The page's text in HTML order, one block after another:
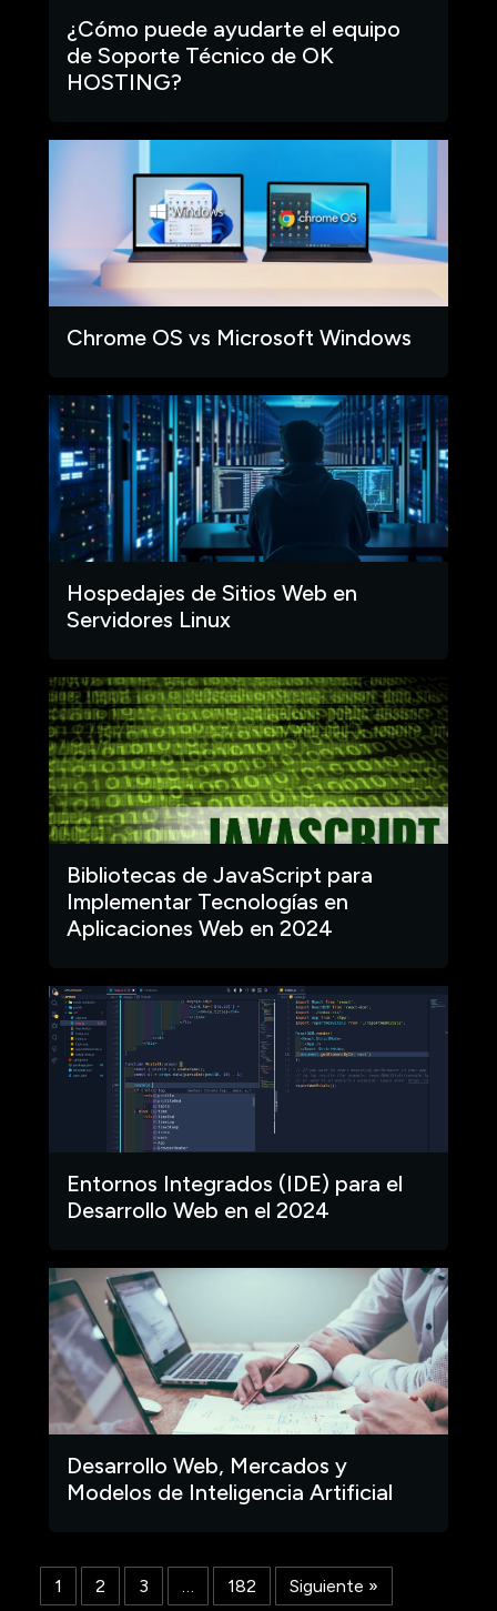
¿Cómo puede ayudarte el equipo
de Soporte Técnico de OK
HOSTING?
Chrome OS vs Microsoft Windows
Hospedajes de Sitios Web en
Servidores Linux
Bibliotecas de JavaScript para
Implementar Tecnologías en
Aplicaciones Web en 2024
Entornos Integrados (IDE) para el
Desarrollo Web en el 2024
Desarrollo Web, Mercados y
Modelos de Inteligencia Artificial
1 2 3 … 182 Siguiente »